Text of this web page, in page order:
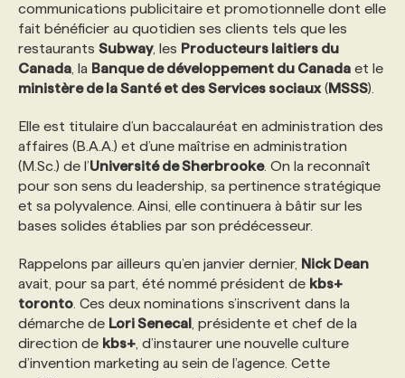
TENDANCES
ÉVÉNEMENTIEL
NOS AUTEUR‧RICES
ANNONCEZ AVEC NOUS
NOS FORMATEUR‧RICES
POURQUOI CHOISIR NOS FORMATIONS
NOS TARIFS
PROGRAMMES DE SUBVENTIONS
ANNONCEZ AVEC NOUS
NOS EXPERTISES
FAQ
ANNONCEZ AVEC NOUS
communications publicitaire et promotionnelle dont elle
fait bénéficier au quotidien ses clients tels que les
restaurants Subway, les Producteurs laitiers du
Canada , la Banque de développement du Canada et le
ministère de la Santé et des Services sociaux (MSSS).
Elle est titulaire d’un baccalauréat en administration des
affaires (B.A.A.) et d’une maîtrise en administration
(M.Sc.) de l’Université de Sherbrooke. On la reconnaît
pour son sens du leadership, sa pertinence stratégique
et sa polyvalence. Ainsi, elle continuera à bâtir sur les
bases solides établies par son prédécesseur.
Rappelons par ailleurs qu’en janvier dernier, Nick Dean
avait, pour sa part, été nommé président de kbs+
toronto . Ces deux nominations s’inscrivent dans la
démarche de Lori Senecal , présidente et chef de la
direction de kbs+ , d’instaurer une nouvelle culture
d’invention marketing au sein de l’agence. Cette